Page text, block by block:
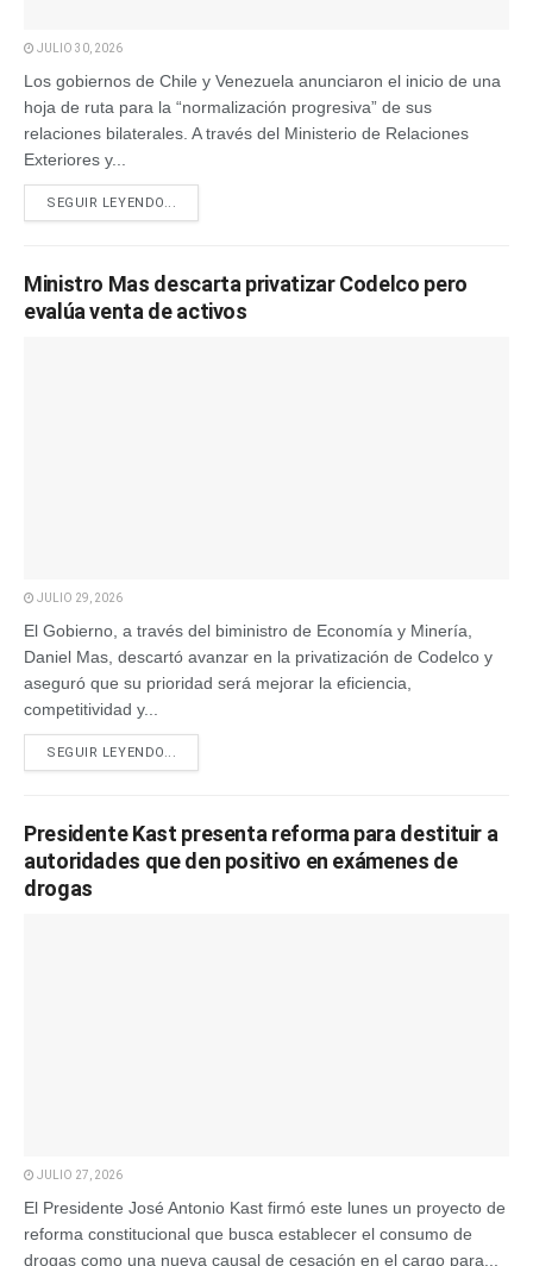
JULIO 30, 2026
Los gobiernos de Chile y Venezuela anunciaron el inicio de una
hoja de ruta para la “normalización progresiva” de sus
relaciones bilaterales. A través del Ministerio de Relaciones
Exteriores y...
SEGUIR LEYENDO...
Ministro Mas descarta privatizar Codelco pero
evalúa venta de activos
JULIO 29, 2026
El Gobierno, a través del biministro de Economía y Minería,
Daniel Mas, descartó avanzar en la privatización de Codelco y
aseguró que su prioridad será mejorar la eficiencia,
competitividad y...
SEGUIR LEYENDO...
Presidente Kast presenta reforma para destituir a
autoridades que den positivo en exámenes de
drogas
JULIO 27, 2026
El Presidente José Antonio Kast firmó este lunes un proyecto de
reforma constitucional que busca establecer el consumo de
drogas como una nueva causal de cesación en el cargo para...